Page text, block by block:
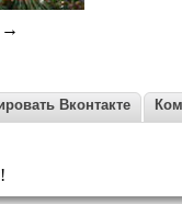
→
Вконтакте